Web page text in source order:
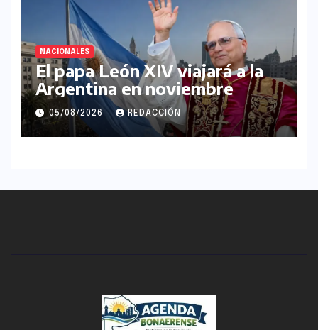
NACIONALES
El papa León XIV viajará a la
Argentina en noviembre
05/08/2026 REDACCIÓN